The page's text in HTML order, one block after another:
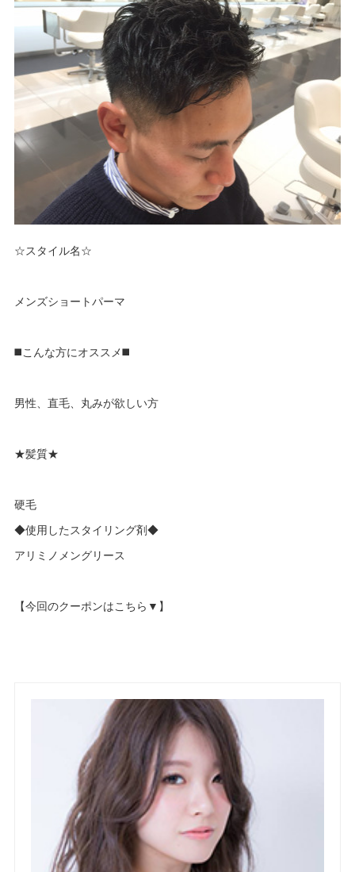
☆スタイル名☆
メンズショートパーマ
◼️こんな方にオススメ◼️
男性、直毛、丸みが欲しい方
★髪質★
硬毛
◆使用したスタイリング剤◆
アリミノメングリース
【今回のクーポンはこちら▼】